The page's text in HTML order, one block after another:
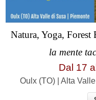
Natura, Yoga,
la mente
Dal 17
Oulx (TO) | Alta